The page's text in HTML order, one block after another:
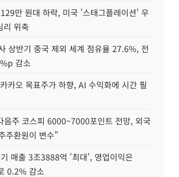
만 원대 하락, 미국 '스태그플레이션' 우
리 위축
상반기 중국 제외 세계 점유율 27.6%, 전
감소
카오 목표주가 하향, AI 수익화에 시간 필
음주 코스피 6000~7000포인트 전망, 외국
주환원이 변수"
매출 3조3888억 '최대', 영업이익은
0.2% 감소